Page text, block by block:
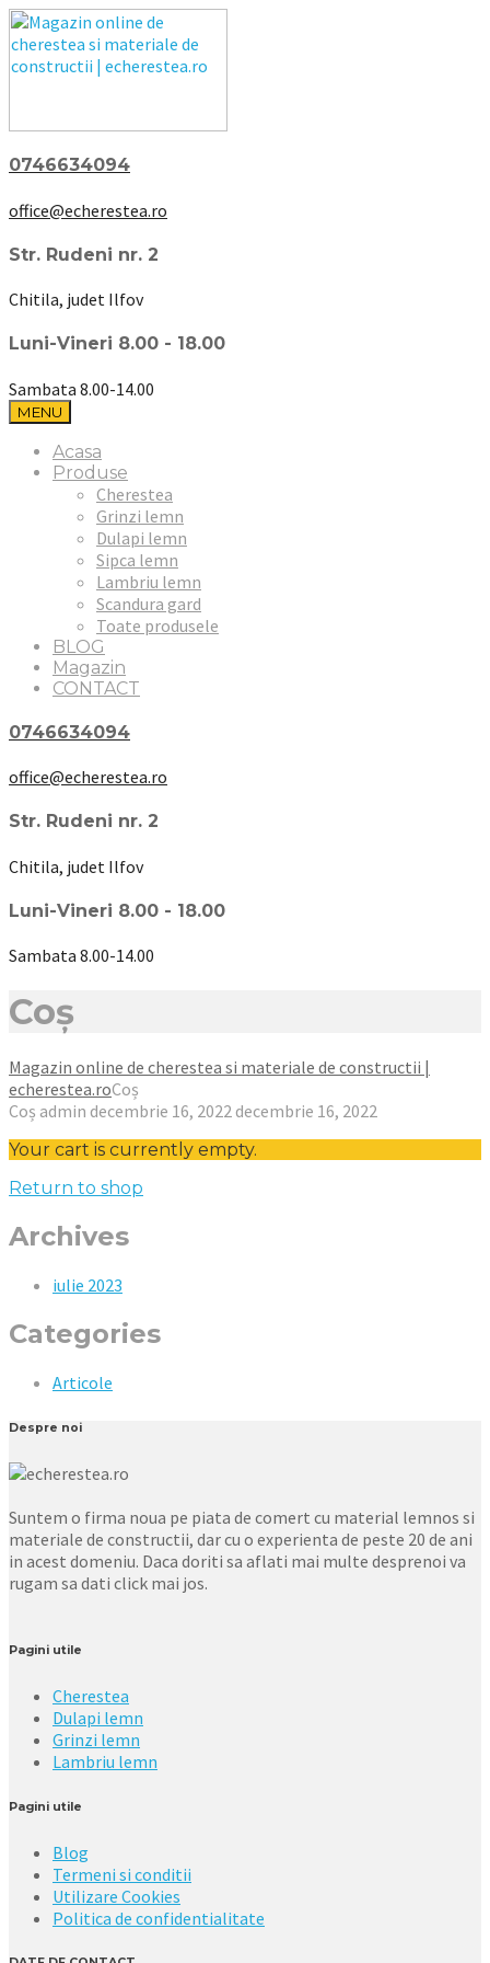
0746634094
office@echerestea.ro
Str. Rudeni nr. 2
Chitila, judet Ilfov
Luni-Vineri 8.00 - 18.00
Sambata 8.00-14.00
MENU
Acasa
Produse
Cherestea
Grinzi lemn
Dulapi lemn
Sipca lemn
Lambriu lemn
Scandura gard
Toate produsele
BLOG
Magazin
CONTACT
0746634094
office@echerestea.ro
Str. Rudeni nr. 2
Chitila, judet Ilfov
Luni-Vineri 8.00 - 18.00
Sambata 8.00-14.00
Coș
Magazin online de cherestea si materiale de constructii |
echerestea.roCoș
Coș admin decembrie 16, 2022 decembrie 16, 2022
Your cart is currently empty.
Return to shop
Archives
iulie 2023
Categories
Articole
Despre noi
Suntem o firma noua pe piata de comert cu material lemnos si
materiale de constructii, dar cu o experienta de peste 20 de ani
in acest domeniu. Daca doriti sa aflati mai multe desprenoi va
rugam sa dati click mai jos.
Pagini utile
Cherestea
Dulapi lemn
Grinzi lemn
Lambriu lemn
Pagini utile
Blog
Termeni si conditii
Utilizare Cookies
Politica de confidentialitate